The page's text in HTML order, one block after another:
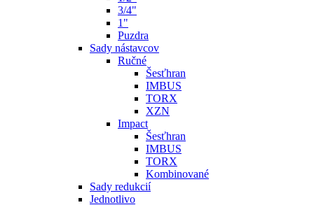
3/4"
1"
Puzdra
Sady nástavcov
Ručné
Šesťhran
IMBUS
TORX
XZN
Impact
Šesťhran
IMBUS
TORX
Kombinované
Sady redukcií
Jednotlivo